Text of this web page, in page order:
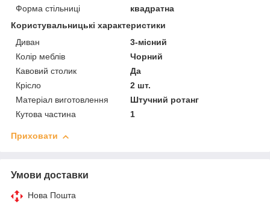
Форма стільниці
квадратна
Користувальницькі характеристики
Диван
3-місний
Колір меблів
Чорний
Кавовий столик
Да
Крісло
2 шт.
Матеріал виготовлення
Штучний ротанг
Кутова частина
1
Приховати
Умови доставки
Нова Пошта